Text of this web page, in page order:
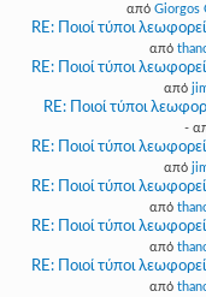
από Giorgos
RE: Ποιοί τύποι
από
RE: Ποιοί τύποι
από
RE: Ποιοί τύποι
-
RE: Ποιοί τύποι
από
RE: Ποιοί τύποι
από
RE: Ποιοί τύποι
από
RE: Ποιοί τύποι
από